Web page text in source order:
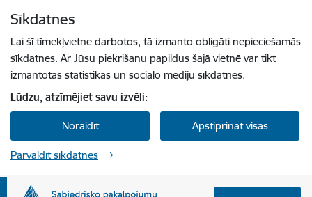
Sīkdatnes
Lai šī tīmekļvietne darbotos, tā izmanto obligāti nepieciešamās
sīkdatnes. Ar Jūsu piekrišanu papildus šajā vietnē var tikt
izmantotas statistikas un sociālo mediju sīkdatnes.
Lūdzu, atzīmējiet savu izvēli:
Noraidīt Apstiprināt visas
Pārvaldīt sīkdatnes